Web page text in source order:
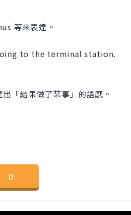
等來表達。
to the terminal station.
「結果做了某事」的語感。
0